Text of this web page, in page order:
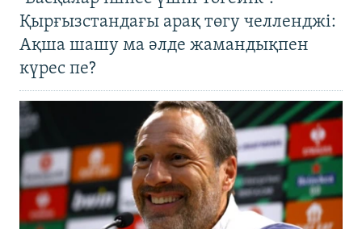
Қырғызстандағы арақ төгу челленджі:
Ақша шашу ма әлде жамандықпен
күрес пе?